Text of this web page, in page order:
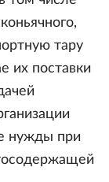
тару
их поставки
нужды при